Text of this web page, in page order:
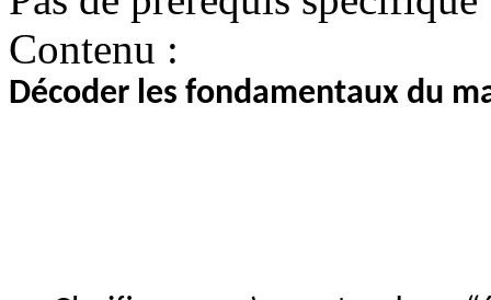
Contenu :
Décoder les fondamentaux du